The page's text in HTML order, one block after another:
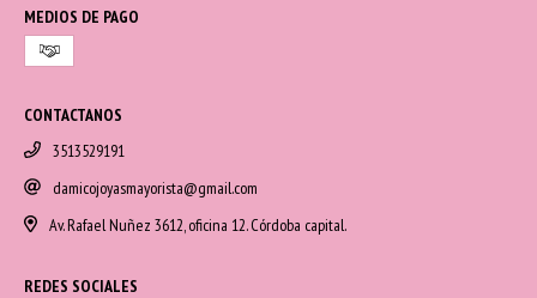
MEDIOS DE PAGO
CONTACTANOS
3513529191
damicojoyasmayorista@gmail.com
Av. Rafael Nuñez 3612, oficina 12. Córdoba capital.
REDES SOCIALES